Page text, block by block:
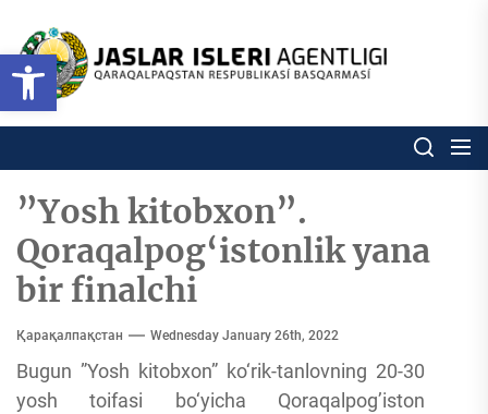
Open toolbar
content
Respublikası
basqarması
Ózbekstan jaslar isleri
”Yosh kitobxon”.
Qoraqalpog‘istonlik yana
bir finalchi
Қарақалпақстан Wednesday January 26th, 2022
Bugun ”Yosh kitobxon” ko‘rik-tanlovning 20-30
yosh toifasi bo‘yicha Qoraqalpog’iston